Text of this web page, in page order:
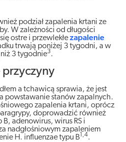
podział zapalenia krtani ze
W zależności od długości
ostre i przewlekłezapalenie
trwają poniżej 3 tygodni, a w
3 tygodnie3.
przyczyny
a tchawicą sprawia, że jest
powstawanie stanów zapalnych.
zapalenia krtani, oprócz
doprowadzić również
adenowirus, wirus RS i
nadgłośniowym zapaleniem
H. influenzae typu B 1,4.